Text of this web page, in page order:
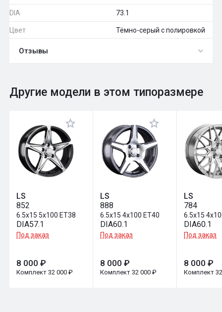
DIA 73.1
Цвет Тёмно-серый с полировкой
Отзывы
Оставить отзыв
Общий рейтинг 0
Другие модели в этом типоразмере
LS
852
6.5x15 5x100 ET38
DIA57.1
Под заказ
8 000 ₽
Комплект 32 000 ₽
LS
888
6.5x15 4x100 ET40
DIA60.1
Под заказ
8 000 ₽
Комплект 32 000 ₽
LS
784
6.5x15
DIA60.1
Под заказ
8 000 ₽
Комплект